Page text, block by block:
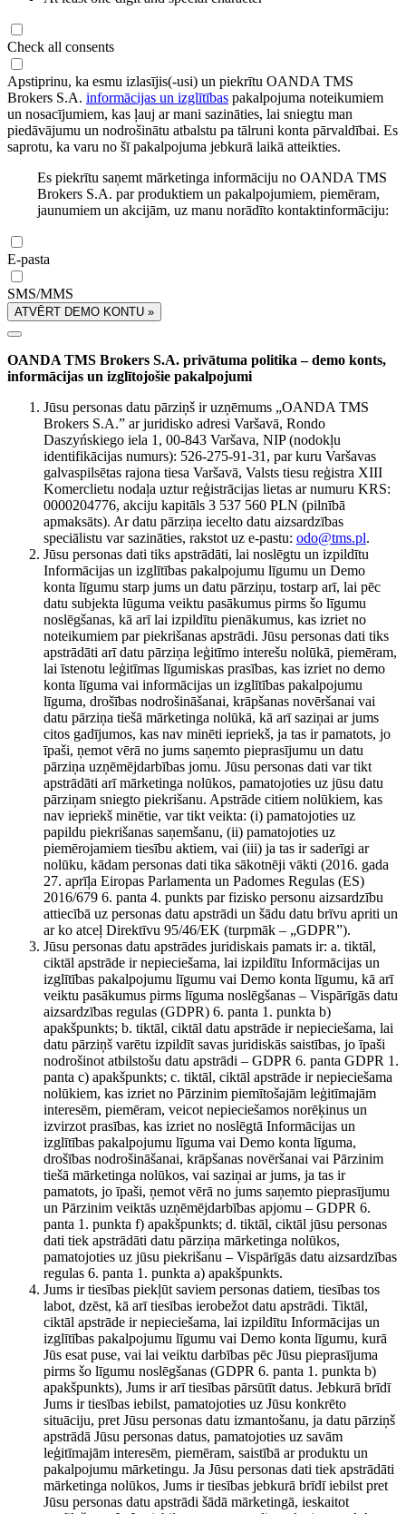
Check all consents
Apstiprinu, ka esmu izlasījis(-usi) un piekrītu OANDA TMS
Brokers S.A. informācijas un izglītības pakalpojuma noteikumiem
un nosacījumiem, kas ļauj ar mani sazināties, lai sniegtu man
piedāvājumu un nodrošinātu atbalstu pa tālruni konta pārvaldībai. Es
saprotu, ka varu no šī pakalpojuma jebkurā laikā atteikties.
Es piekrītu saņemt mārketinga informāciju no OANDA TMS
Brokers S.A. par produktiem un pakalpojumiem, piemēram,
jaunumiem un akcijām, uz manu norādīto kontaktinformāciju:
E-pasta
SMS/MMS
ATVĒRT DEMO KONTU »
OANDA TMS Brokers S.A. privātuma politika – demo konts,
informācijas un izglītojošie pakalpojumi
Jūsu personas datu pārziņš ir uzņēmums „OANDA TMS
Brokers S.A.” ar juridisko adresi Varšavā, Rondo
Daszyńskiego iela 1, 00-843 Varšava, NIP (nodokļu
identifikācijas numurs): 526-275-91-31, par kuru Varšavas
galvaspilsētas rajona tiesa Varšavā, Valsts tiesu reģistra XIII
Komerclietu nodaļa uztur reģistrācijas lietas ar numuru KRS:
0000204776, akciju kapitāls 3 537 560 PLN (pilnībā
apmaksāts). Ar datu pārziņa iecelto datu aizsardzības
speciālistu var sazināties, rakstot uz e-pastu: odo@tms.pl.
Jūsu personas dati tiks apstrādāti, lai noslēgtu un izpildītu
Informācijas un izglītības pakalpojumu līgumu un Demo
konta līgumu starp jums un datu pārziņu, tostarp arī, lai pēc
datu subjekta lūguma veiktu pasākumus pirms šo līgumu
noslēgšanas, kā arī lai izpildītu pienākumus, kas izriet no
noteikumiem par piekrišanas apstrādi. Jūsu personas dati tiks
apstrādāti arī datu pārziņa leģitīmo interešu nolūkā, piemēram,
lai īstenotu leģitīmas līgumiskas prasības, kas izriet no demo
konta līguma vai informācijas un izglītības pakalpojumu
līguma, drošības nodrošināšanai, krāpšanas novēršanai vai
datu pārziņa tiešā mārketinga nolūkā, kā arī saziņai ar jums
citos gadījumos, kas nav minēti iepriekš, ja tas ir pamatots, jo
īpaši, ņemot vērā no jums saņemto pieprasījumu un datu
pārziņa uzņēmējdarbības jomu. Jūsu personas dati var tikt
apstrādāti arī mārketinga nolūkos, pamatojoties uz jūsu datu
pārziņam sniegto piekrišanu. Apstrāde citiem nolūkiem, kas
nav iepriekš minētie, var tikt veikta: (i) pamatojoties uz
papildu piekrišanas saņemšanu, (ii) pamatojoties uz
piemērojamiem tiesību aktiem, vai (iii) ja tas ir saderīgi ar
nolūku, kādam personas dati tika sākotnēji vākti (2016. gada
27. aprīļa Eiropas Parlamenta un Padomes Regulas (ES)
2016/679 6. panta 4. punkts par fizisko personu aizsardzību
attiecībā uz personas datu apstrādi un šādu datu brīvu apriti un
ar ko atceļ Direktīvu 95/46/EK (turpmāk – „GDPR”).
Jūsu personas datu apstrādes juridiskais pamats ir: a. tiktāl,
ciktāl apstrāde ir nepieciešama, lai izpildītu Informācijas un
izglītības pakalpojumu līgumu vai Demo konta līgumu, kā arī
veiktu pasākumus pirms līguma noslēgšanas – Vispārīgās datu
aizsardzības regulas (GDPR) 6. panta 1. punkta b)
apakšpunkts; b. tiktāl, ciktāl datu apstrāde ir nepieciešama, lai
datu pārziņš varētu izpildīt savas juridiskās saistības, jo īpaši
nodrošinot atbilstošu datu apstrādi – GDPR 6. panta GDPR 1.
panta c) apakšpunkts; c. tiktāl, ciktāl apstrāde ir nepieciešama
nolūkiem, kas izriet no Pārzinim piemītošajām leģitīmajām
interesēm, piemēram, veicot nepieciešamos norēķinus un
izvirzot prasības, kas izriet no noslēgtā Informācijas un
izglītības pakalpojumu līguma vai Demo konta līguma,
drošības nodrošināšanai, krāpšanas novēršanai vai Pārzinim
tiešā mārketinga nolūkos, vai saziņai ar jums, ja tas ir
pamatots, jo īpaši, ņemot vērā no jums saņemto pieprasījumu
un Pārzinim veiktās uzņēmējdarbības apjomu – GDPR 6.
panta 1. punkta f) apakšpunkts; d. tiktāl, ciktāl jūsu personas
dati tiek apstrādāti datu pārziņa mārketinga nolūkos,
pamatojoties uz jūsu piekrišanu – Vispārīgās datu aizsardzības
regulas 6. panta 1. punkta a) apakšpunkts.
Jums ir tiesības piekļūt saviem personas datiem, tiesības tos
labot, dzēst, kā arī tiesības ierobežot datu apstrādi. Tiktāl,
ciktāl apstrāde ir nepieciešama, lai izpildītu Informācijas un
izglītības pakalpojumu līgumu vai Demo konta līgumu, kurā
Jūs esat puse, vai lai veiktu darbības pēc Jūsu pieprasījuma
pirms šo līgumu noslēgšanas (GDPR 6. panta 1. punkta b)
apakšpunkts), Jums ir arī tiesības pārsūtīt datus. Jebkurā brīdī
Jums ir tiesības iebilst, pamatojoties uz Jūsu konkrēto
situāciju, pret Jūsu personas datu izmantošanu, ja datu pārziņš
apstrādā Jūsu personas datus, pamatojoties uz savām
leģitīmajām interesēm, piemēram, saistībā ar produktu un
pakalpojumu mārketingu. Ja Jūsu personas dati tiek apstrādāti
mārketinga nolūkos, Jums ir tiesības jebkurā brīdī iebilst pret
Jūsu personas datu apstrādi šādā mārketingā, ieskaitot